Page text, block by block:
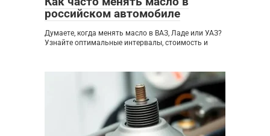
российском автомобиле
Думаете, когда менять масло в ВАЗ, Ладе или УАЗ?
Узнайте оптимальные интервалы, стоимость и